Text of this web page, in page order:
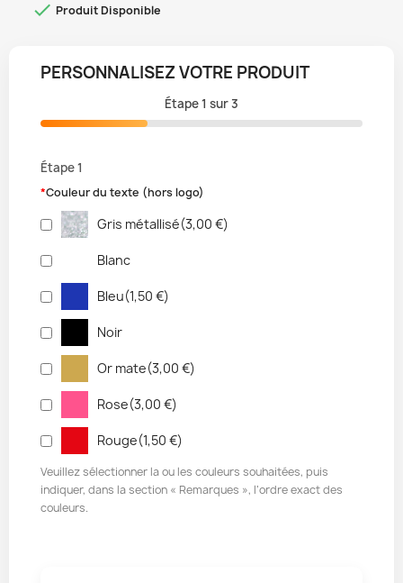
 Produit Disponible
PERSONNALISEZ VOTRE PRODUIT
Étape1 sur3
Étape 1
*Couleur du texte (hors logo)
Gris métallisé(3,00 €)
Blanc
Bleu(1,50 €)
Noir
Or mate(3,00 €)
Rose(3,00 €)
Rouge(1,50 €)
Veuillez sélectionner la ou les couleurs souhaitées, puis
indiquer, dans la section « Remarques », l’ordre exact des
couleurs.